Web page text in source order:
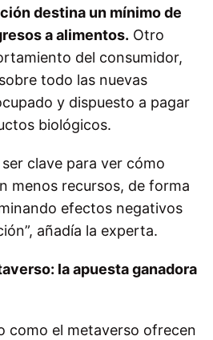
destina un mínimo de
a alimentos. Otro
del consumidor,
todo las nuevas
y dispuesto a pagar
biológicos.
clave para ver cómo
menos recursos, de forma
efectos negativos
añadía la experta.
la apuesta ganadora
como el metaverso ofrecen